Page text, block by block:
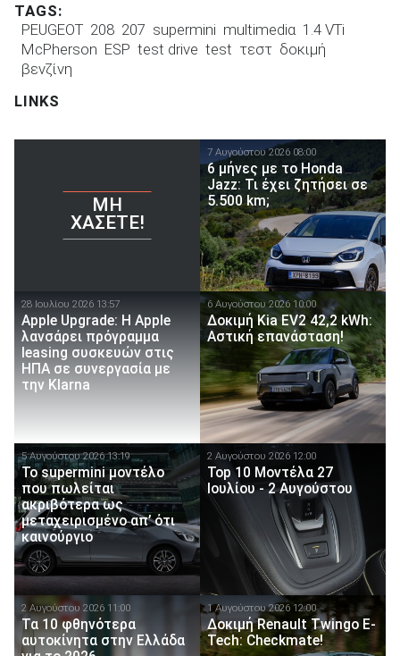
TAGS:
PEUGEOT 208 207 supermini multimediα 1.4 VTi
McPherson ESP test drive test τεστ δοκιμή
βενζίνη
LINKS
ΜΗ
ΧΆΣΕΤΕ!
7 Αυγούστου 2026 08:00
6 μήνες με το Honda
Jazz: Τι έχει ζητήσει σε
5.500 km;
28 Ιουλίου 2026 13:57
Apple Upgrade: Η Apple
λανσάρει πρόγραμμα
leasing συσκευών στις
ΗΠΑ σε συνεργασία με
την Klarna
6 Αυγούστου 2026 10:00
Δοκιμή Kia EV2 42,2 kWh:
Αστική επανάσταση!
5 Αυγούστου 2026 13:19
Το supermini μοντέλο
που πωλείται
ακριβότερα ως
μεταχειρισμένο απ’ ότι
καινούργιο
2 Αυγούστου 2026 12:00
Top 10 Μοντέλα 27
Ιουλίου - 2 Αυγούστου
2 Αυγούστου 2026 11:00
Τα 10 φθηνότερα
αυτοκίνητα στην Ελλάδα
1 Αυγούστου 2026 12:00
Δοκιμή Renault Twingo E-
Tech: Checkmate!